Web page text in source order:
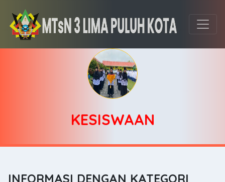
KESISWAAN
INFORMASI DENGAN KATEGORI